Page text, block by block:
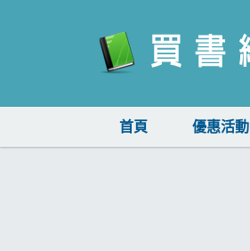
首頁 優惠活動